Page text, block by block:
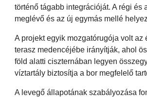
történő tágabb integrációját. A régi
meglévő és az új egymás mellé
A projekt egyik mozgatórugója volt
terasz medencéjébe irányítják, ahol
föld alatti ciszternában legyen
víztartály biztosítja a bor megfelelő
A levegő állapotának szabályozása